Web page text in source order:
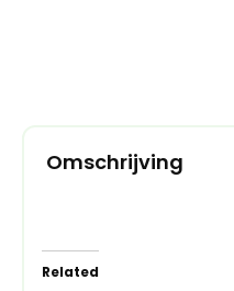
Omschrijving
Related